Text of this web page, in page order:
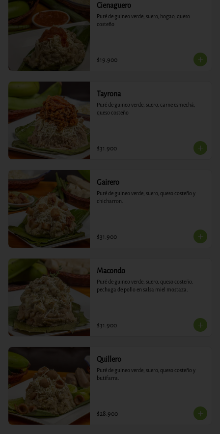
Cienaguero
Puré de guineo verde, suero, hogao, queso
costeño
$19.900
Tayrona
Puré de guineo verde, suero, carne esmechá,
queso costeño
$31.900
Gairero
Puré de guineo verde, suero, queso costeño y
chicharron.
$31.900
Macondo
Puré de guineo verde, suero, queso costeño,
pechuga de pollo en salsa miel mostaza.
$31.900
Quillero
Puré de guineo verde, suero, queso costeño y
butifarra.
$28.900